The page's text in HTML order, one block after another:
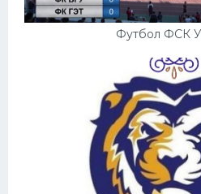
Футбол ФСК